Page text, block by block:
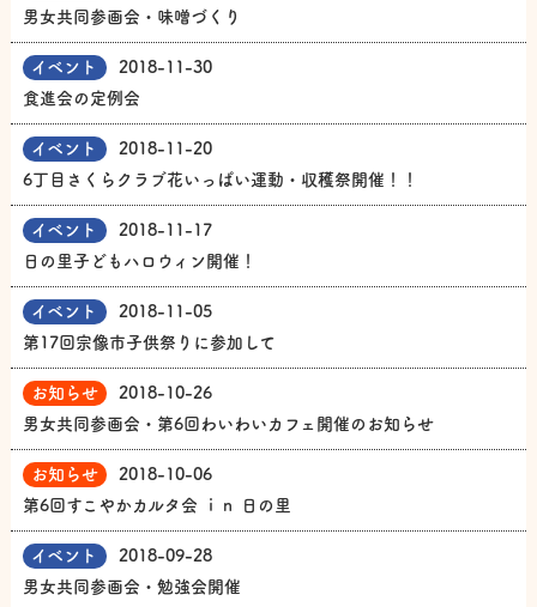
男女共同参画会・味噌づくり
イベント
2018-11-30
食進会の定例会
イベント
2018-11-20
6丁目さくらクラブ花いっぱい運動・収穫祭開催！！
イベント
2018-11-17
日の里子どもハロウィン開催！
イベント
2018-11-05
第17回宗像市子供祭りに参加して
お知らせ
2018-10-26
男女共同参画会・第6回わいわいカフェ開催のお知らせ
お知らせ
2018-10-06
第6回すこやかカルタ会 ｉｎ 日の里
イベント
2018-09-28
男女共同参画会・勉強会開催